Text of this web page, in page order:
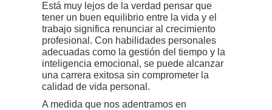
Está muy lejos de la verdad pensar que
tener un buen equilibrio entre la vida y el
trabajo significa renunciar al crecimiento
profesional. Con habilidades personales
adecuadas como la gestión del tiempo y la
inteligencia emocional, se puede alcanzar
una carrera exitosa sin comprometer la
calidad de vida personal.
A medida que nos adentramos en